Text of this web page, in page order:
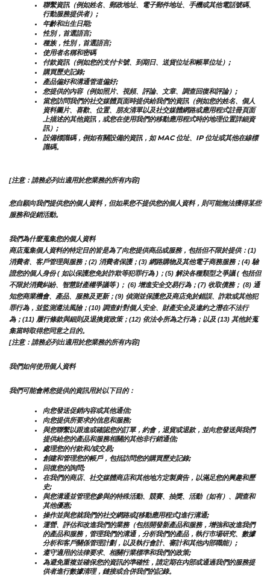
聯繫資訊（例如姓名、郵政地址、電子郵件地址、手機或其他電話號碼、
行動服務提供者）;
年齡和出生日期;
性別，首選語言;
種族，性別，首選語言;
使用者名稱和密碼
付款資訊（例如您的支付卡號、到期日、送貨位址和帳單位址）;
購買歷史記錄;
產品偏好和溝通管道偏好;
您提供的內容（例如照片、視頻、評論、文章、調查回復和評論）;
當您訪問我們的社交媒體頁面時提供給我們的資訊（例如您的姓名、個人
資料圖片、喜歡、位置、朋友清單以及社交媒體網路或應用程式註冊頁面
上描述的其他資訊，或您在使用我們的移動應用程式時的地理位置詳細資
訊）;
設備標識碼，例如有關設備的資訊，如 MAC 位址、IP 位址或其他在線標
識碼。
[注意：請務必列出適用於您業務的所有內容]
您自願向我們提供您的個人資料，但如果您不提供您的個人資料，則可能無法獲得某些
服務和促銷活動。
我們為什麼蒐集您的個人資料
商店蒐集個人資料的特定目的皆是為了向您提供商品或服務，包括但不限於提供：(1)
消費者、客戶管理與服務；(2) 消費者保護；(3) 網路購物及其他電子商務服務；(4) 驗
證您的個人身份 ( 如以保護您免於詐欺等犯罪行為 )；(5) 解決各種類型之爭議 ( 包括但
不限於消費糾紛、智慧財產權爭議等 )； (6) 增進安全交易行為；(7) 收取債務； (8) 通
知您商業機會、產品、服務及更新；(9) 偵測並保護您及商店免於錯誤、詐欺或其他犯
罪行為，並監測遵法風險；(10) 調查針對個人安全、財產安全及違約之潛在不法行
為；(11) 履行條款與細則及退換貨政策；(12) 依法令所為之行為；以及 (13) 其他於蒐
集當時取得您同意之目的。
[注意：請務必列出適用於您業務的所有內容]
我們如何使用個人資料
我們可能會將您提供的資訊用於以下目的：
向您發送促銷內容或其他通信;
向您提供所要求的信息和服務;
與您聯繫以跟進或確認您的訂單，約會，退貨或退款，並向您發送與我們
提供給您的產品和服務相關的其他非行銷通信;
處理您的付款和/或交易;
創建和管理您的帳戶，包括訪問您的購買歷史記錄;
回復您的詢問;
在我們的商店、社交媒體商店和其他地方定製廣告，以滿足您的興趣和歷
史;
與您溝通並管理您參與的特殊活動、競賽、抽獎、活動（如有）、調查和
其他優惠;
操作並與您就我們的社交網路或[移動應用程式]進行溝通;
運營、評估和改進我們的業務（包括開發新產品和服務，增強和改進我們
的產品和服務，管理我們的溝通，分析我們的產品，執行市場研究、數據
分析和客戶關係管理計劃，以及執行會計、審計和其他內部職能）;
遵守適用的法律要求、相關行業標準和我們的政策;
為避免重複並確保您的資訊的準確性，請定期在內部或通過我們的服務提
供者進行數據清理，鏈接或合併我們的記錄。